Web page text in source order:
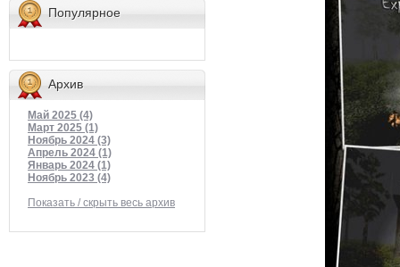
Популярное
Архив
Май 2025 (4)
Март 2025 (1)
Ноябрь 2024 (3)
Апрель 2024 (1)
Январь 2024 (1)
Ноябрь 2023 (4)
Показать / скрыть весь архив